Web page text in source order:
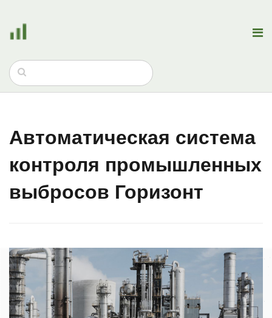
Автоматическая система
контроля промышленных
выбросов Горизонт